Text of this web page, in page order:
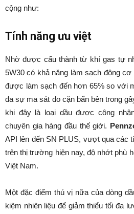
cộng như:
Tính năng ưu việt
Nhờ được cấu thành từ khí gas tự
5W30 có khả năng làm sạch động
được làm sạch đến hơn 65% so với
đa sự ma sát do cặn bẩn bên trong
khi đây là loại dầu được công
chuyên gia hàng đầu thế giới.
API lên đến SN PLUS, vượt qua các
trên thị trường hiện nay, độ nhớt phù
Việt Nam.
Một đặc điểm thú vị nữa của dòng
kiệm nhiên liệu để giảm thiểu tối đa